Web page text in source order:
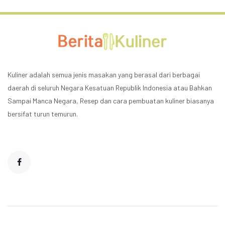
Kuliner adalah semua jenis masakan yang berasal dari berbagai
daerah di seluruh Negara Kesatuan Republik Indonesia atau Bahkan
Sampai Manca Negara, Resep dan cara pembuatan kuliner biasanya
bersifat turun temurun.